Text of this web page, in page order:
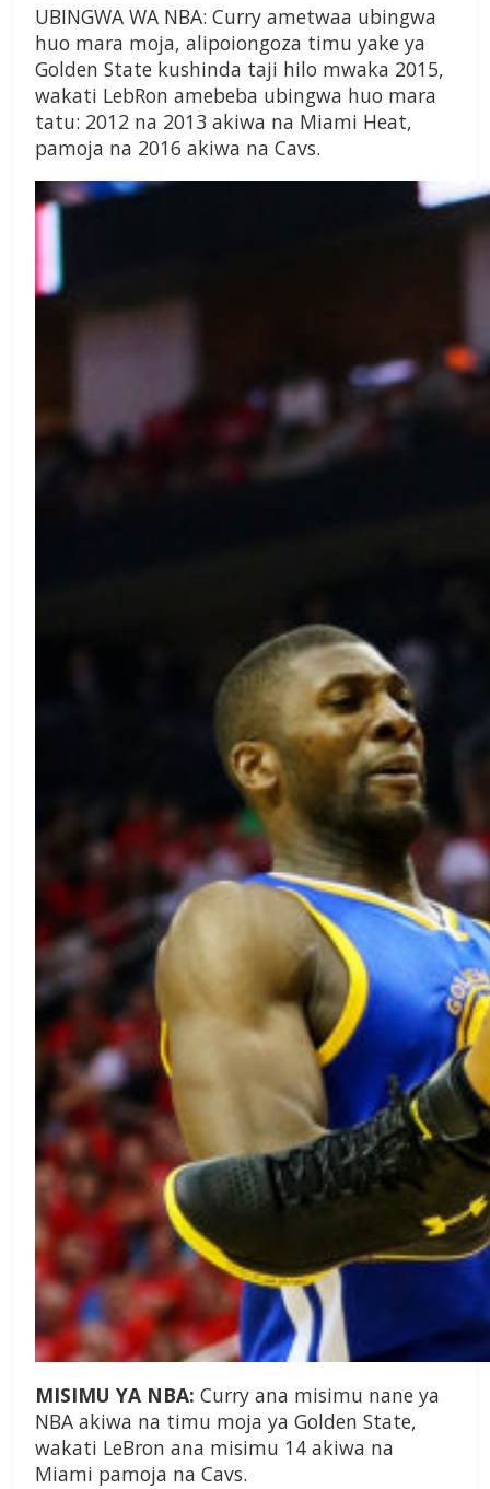
UBINGWA WA NBA: Curry ametwaa ubingwa
huo mara moja, alipoiongoza timu yake ya
Golden State kushinda taji hilo mwaka 2015,
wakati LebRon amebeba ubingwa huo mara
tatu: 2012 na 2013 akiwa na Miami Heat,
pamoja na 2016 akiwa na Cavs.
MISIMU YA NBA: Curry ana misimu nane ya
NBA akiwa na timu moja ya Golden State,
wakati LeBron ana misimu 14 akiwa na
Miami pamoja na Cavs.